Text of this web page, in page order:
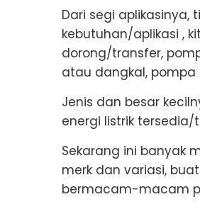
Dari segi aplikasinya,
kebutuhan/aplikasi ,
dorong/transfer,
atau dangkal, pompa
Jenis dan besar
energi listrik
Sekarang ini banyak
merk dan variasi,
bermacam-macam